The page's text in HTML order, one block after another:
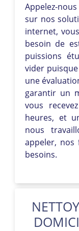
Appelez-
sur nos
internet,
besoin de
puissions
vider
une
garantir un
vous
heures, et
nous
appeler, nos
besoins.